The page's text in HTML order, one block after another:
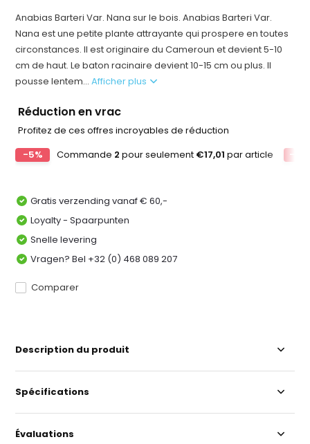
Anabias Barteri Var. Nana sur le bois. Anabias Barteri Var.
Nana est une petite plante attrayante qui prospere en toutes
circonstances. Il est originaire du Cameroun et devient 5-10
cm de haut. Le baton racinaire devient 10-15 cm ou plus. Il
pousse lentem...Afficher plus
Réduction en vrac
Profitez de ces offres incroyables de réduction
-5%
Commande 2 pour seulement €17,01 par article -
Gratis verzending vanaf € 60,-
Loyalty - Spaarpunten
Snelle levering
Vragen? Bel +32 (0) 468 089 207
Comparer
Description du produit
Spécifications
Évaluations